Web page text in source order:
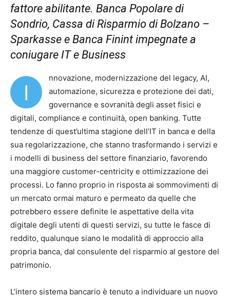
fattore abilitante. Banca Popolare di
Sondrio, Cassa di Risparmio di Bolzano –
Sparkasse e Banca Finint impegnate a
coniugare IT e Business
I
nnovazione, modernizzazione del legacy, AI,
automazione, sicurezza e protezione dei dati,
governance e sovranità degli asset fisici e
digitali, compliance e continuità, open banking. Tutte
tendenze di quest’ultima stagione dell’IT in banca e della
sua regolarizzazione, che stanno trasformando i servizi e
i modelli di business del settore finanziario, favorendo
una maggiore customer-centricity e ottimizzazione dei
processi. Lo fanno proprio in risposta ai sommovimenti di
un mercato ormai maturo e permeato da quelle che
potrebbero essere definite le aspettative della vita
digitale degli utenti di questi servizi, su tutte le fasce di
reddito, qualunque siano le modalità di approccio alla
propria banca, dal consulente del risparmio al gestore del
patrimonio.
L’intero sistema bancario è tenuto a individuare un nuovo